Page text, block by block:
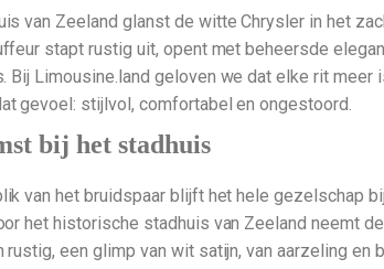
van Zeeland glanst de witte Chrysler in het
stapt rustig uit, opent met beheersde
Bij Limousine.land geloven we dat elke rit meer
gevoel: stijlvol, comfortabel en ongestoord.
bij het stadhuis
van het bruidspaar blijft het hele gezelschap
het historische stadhuis van Zeeland neemt
rustig, een glimp van wit satijn, van aarzeling